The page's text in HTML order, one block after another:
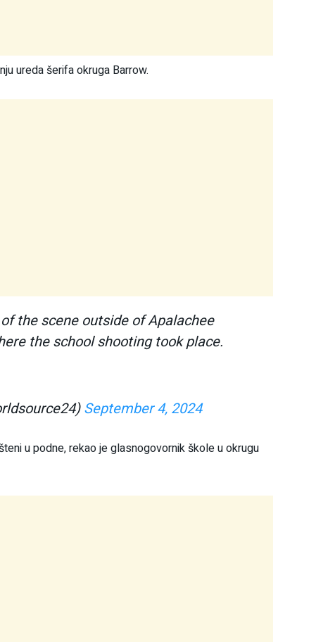
ureda šerifa okruga Barrow.
the scene outside of Apalachee
the school shooting took place.
September 4, 2024
u podne, rekao je glasnogovornik škole u okrugu